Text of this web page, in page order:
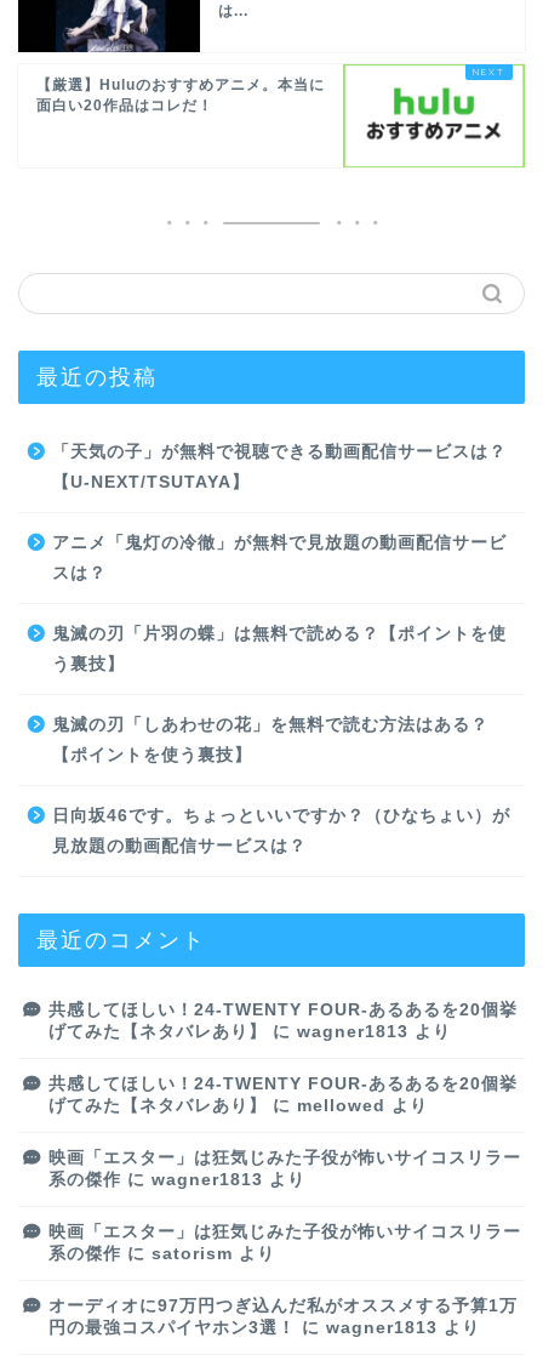
は...
【厳選】Huluのおすすめアニメ。本当に
面白い20作品はコレだ！
最近の投稿
「天気の子」が無料で視聴できる動画配信サービスは？
【U-NEXT/TSUTAYA】
アニメ「鬼灯の冷徹」が無料で見放題の動画配信サービ
スは？
鬼滅の刃「片羽の蝶」は無料で読める？【ポイントを使
う裏技】
鬼滅の刃「しあわせの花」を無料で読む方法はある？
【ポイントを使う裏技】
日向坂46です。ちょっといいですか？（ひなちょい）が
見放題の動画配信サービスは？
最近のコメント
共感してほしい！24-TWENTY FOUR-あるあるを20個挙
げてみた【ネタバレあり】
に wagner1813 より
共感してほしい！24-TWENTY FOUR-あるあるを20個挙
げてみた【ネタバレあり】
に mellowed より
映画「エスター」は狂気じみた子役が怖いサイコスリラー
系の傑作 に wagner1813 より
映画「エスター」は狂気じみた子役が怖いサイコスリラー
系の傑作 に satorism より
オーディオに97万円つぎ込んだ私がオススメする予算1万
円の最強コスパイヤホン3選！
に wagner1813 より